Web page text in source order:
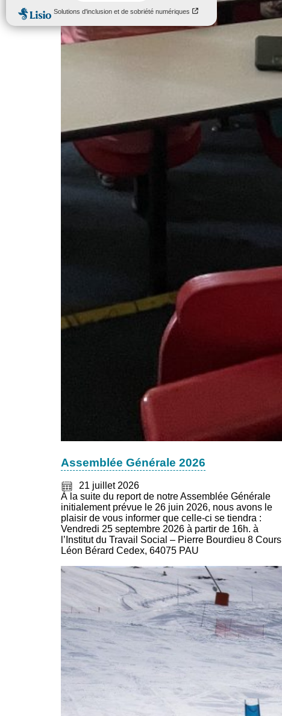
Assemblée Générale 2026
21 juillet 2026
À la suite du report de notre Assemblée Générale
initialement prévue le 26 juin 2026, nous avons le
plaisir de vous informer que celle-ci se tiendra :
Vendredi 25 septembre 2026 à partir de 16h. à
l’Institut du Travail Social – Pierre Bourdieu 8 Cours
Léon Bérard Cedex, 64075 PAU